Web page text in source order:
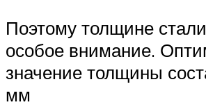
Поэтому толщине
особое внимание.
значение толщины
мм